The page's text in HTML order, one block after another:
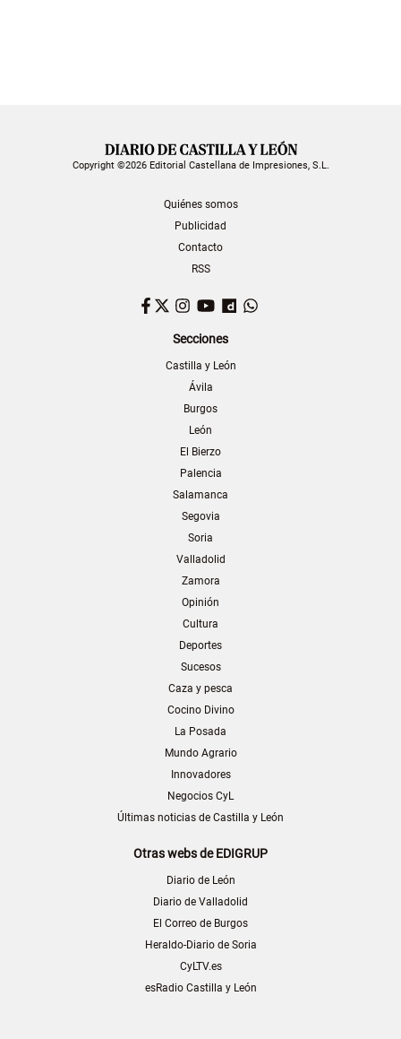
Copyright ©2026 Editorial Castellana de Impresiones, S.L.
Quiénes somos
Publicidad
Contacto
RSS
Facebook
TwitterInstagram
YouTubeDailymotion
Secciones
Castilla y León
Ávila
Burgos
León
El Bierzo
Palencia
Salamanca
Segovia
Soria
Valladolid
Zamora
Opinión
Cultura
Deportes
Sucesos
Caza y pesca
Cocino Divino
La Posada
Mundo Agrario
Innovadores
Negocios CyL
Últimas noticias de Castilla y León
Otras webs de EDIGRUP
Diario de León
Diario de Valladolid
El Correo de Burgos
Heraldo-Diario de Soria
CyLTV.es
esRadio Castilla y León